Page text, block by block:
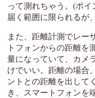
って測れちゃう。(ポ
届く範囲に限られるが
また、距離計測でレー
トフォンからの距離を
量になっていて、カメ
けでいい。距離の場合
ントとの距離を出して
き、スマートフォンを